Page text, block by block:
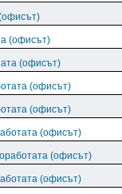
(офисът)
(офисът)
(офисът)
(офисът)
(офисът)
(офисът)
(офисът)